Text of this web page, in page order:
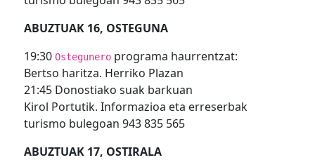
ABUZTUAK 16, OSTEGUNA
19:30Ostegunero programa haurrentzat:
Bertso haritza. Herriko Plazan
21:45 Donostiako suak barkuan
Kirol Portutik. Informazioa eta erreserbak
turismo bulegoan 943 835 565
ABUZTUAK 17, OSTIRALA